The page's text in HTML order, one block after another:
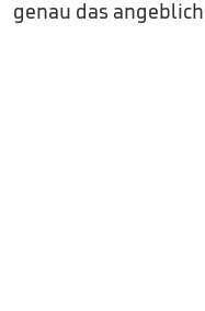
genau das